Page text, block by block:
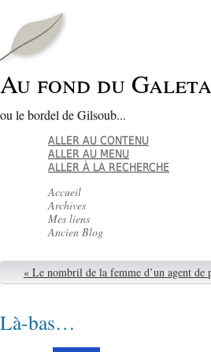
Au fond du
ou le bordel de Gilsoub...
ALLER AU CONTENU
ALLER AU MENU
ALLER À LA RECHERCHE
Accueil
Archives
Mes liens
Ancien Blog
« Le nombril de la femme d’un agent
Là-bas…